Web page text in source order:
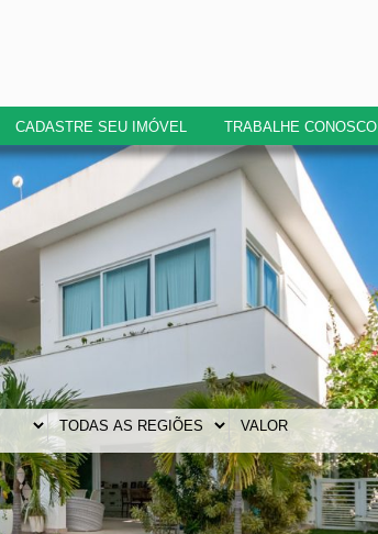
CADASTRE SEU IMÓVEL TRABALHE CONOSCO